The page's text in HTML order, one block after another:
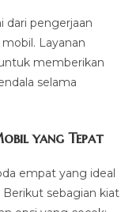
dari pengerjaan
Layanan
memberikan
selama
yang Tepat
empat yang ideal
sebagian kiat